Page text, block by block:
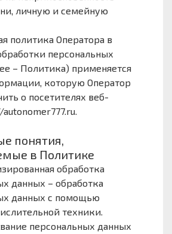
личную и семейную
политика Оператора в
персональных
– Политика) применяется
которую Оператор
о посетителях веб-
понятия,
в Политике
обработка
данных – обработка
данных с помощью
техники.
персональных данных